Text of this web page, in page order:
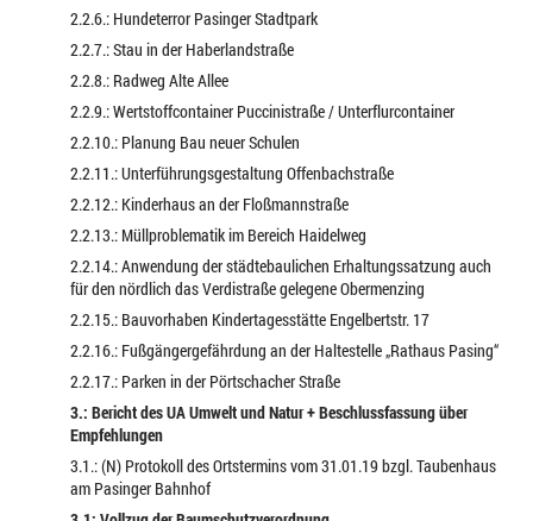
2.2.6.: Hundeterror Pasinger Stadtpark
2.2.7.: Stau in der Haberlandstraße
2.2.8.: Radweg Alte Allee
2.2.9.: Wertstoffcontainer Puccinistraße / Unterflurcontainer
2.2.10.: Planung Bau neuer Schulen
2.2.11.: Unterführungsgestaltung Offenbachstraße
2.2.12.: Kinderhaus an der Floßmannstraße
2.2.13.: Müllproblematik im Bereich Haidelweg
2.2.14.: Anwendung der städtebaulichen Erhaltungssatzung auch
für den nördlich das Verdistraße gelegene Obermenzing
2.2.15.: Bauvorhaben Kindertagesstätte Engelbertstr. 17
2.2.16.: Fußgängergefährdung an der Haltestelle „Rathaus Pasing“
2.2.17.: Parken in der Pörtschacher Straße
3.: Bericht des UA Umwelt und Natur + Beschlussfassung über
Empfehlungen
3.1.: (N) Protokoll des Ortstermins vom 31.01.19 bzgl. Taubenhaus
am Pasinger Bahnhof